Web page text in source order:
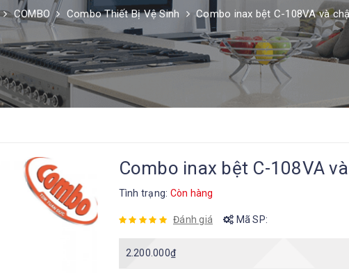
COMBO Combo Thiết Bị Vệ Sinh Combo inax bệt C-108VA và
Combo inax bệt C-108VA
Tình trạng: Còn hàng
Đánh giá Mã SP:
2.200.000₫